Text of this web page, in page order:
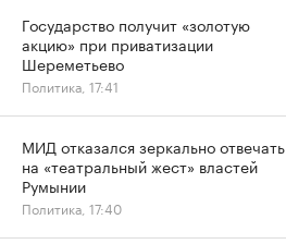
Государство получит «золотую
акцию» при приватизации
Шереметьево
Политика, 17:41
МИД отказался зеркально отвечать
на «театральный жест» властей
Румынии
Политика, 17:40